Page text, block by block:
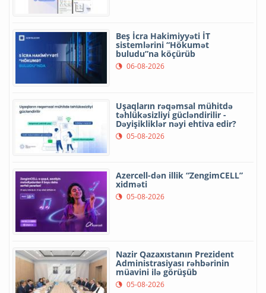
Beş İcra Hakimiyyəti İT
sistemlərini “Hökumət
buludu”na köçürüb
06-08-2026
Uşaqların rəqəmsal mühitdə
təhlükəsizliyi gücləndirilir -
Dəyişikliklər nəyi ehtiva edir?
05-08-2026
Azercell-dən illik “ZengimCELL”
xidməti
05-08-2026
Nazir Qazaxıstanın Prezident
Administrasiyası rəhbərinin
müavini ilə görüşüb
05-08-2026